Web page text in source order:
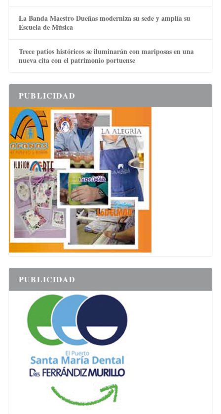
La Banda Maestro Dueñas moderniza su sede y amplía su
Escuela de Música
Trece patios históricos se iluminarán con mariposas en una
nueva cita con el patrimonio portuense
PUBLICIDAD
PUBLICIDAD